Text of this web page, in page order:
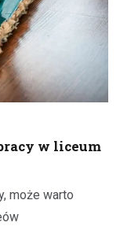
w liceum
może warto